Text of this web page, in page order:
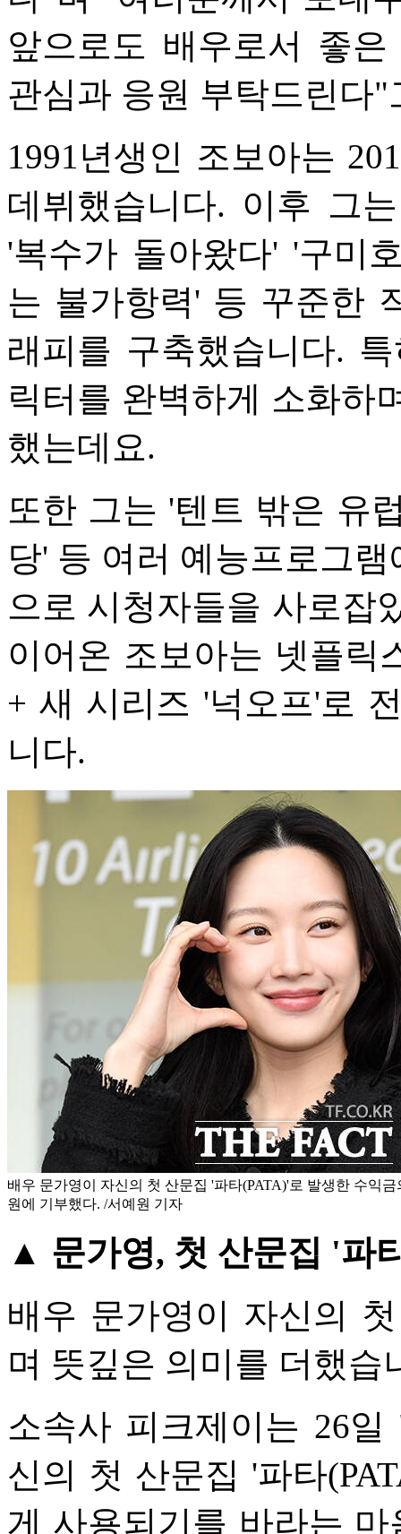
앞으로도 배우로서 좋
관심과 응원 부탁드린다"
1991년생인 조보아는
데뷔했습니다. 이후 그
'복수가 돌아왔다' '구미
는 불가항력' 등 꾸준한
래피를 구축했습니다.
릭터를 완벽하게 소화하
했는데요.
또한 그는 '텐트 밖은 유
당' 등 여러 예능프로그
으로 시청자들을 사로잡
이어온 조보아는 넷플릭
+ 새 시리즈 '넉오프'로
니다.
배우 문가영이 자신의 첫 산문집 '파타(PATA)'로 발생한 수익
원에 기부했다. /서예원 기자
▲ 문가영, 첫 산문집 '파
배우 문가영이 자신의
며 뜻깊은 의미를 더했습
소속사 피크제이는 26
신의 첫 산문집 '파타
게 사용되기를 바라는